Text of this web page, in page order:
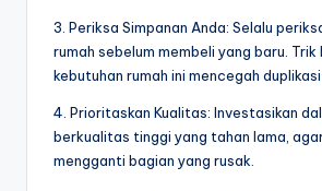
3. Periksa Simpanan Anda: Selalu
rumah sebelum membeli yang baru.
kebutuhan rumah ini mencegah
4. Prioritaskan Kualitas: Investasikan
berkualitas tinggi yang tahan lama,
mengganti bagian yang rusak.